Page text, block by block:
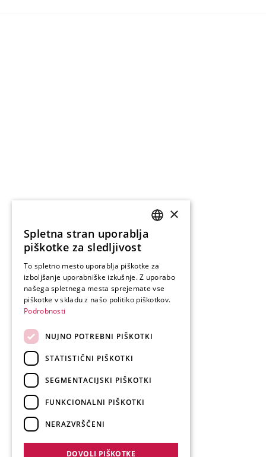
SLOVENIAN
GERMAN
ITALIAN
×
Spletna stran uporablja
piškotke za sledljivost
To spletno mesto uporablja piškotke za
izboljšanje uporabniške izkušnje. Z uporabo
našega spletnega mesta sprejemate vse
piškotke v skladu z našo politiko piškotkov.
Podrobnosti
NUJNO POTREBNI PIŠKOTKI
STATISTIČNI PIŠKOTKI
SEGMENTACIJSKI PIŠKOTKI
FUNKCIONALNI PIŠKOTKI
NERAZVRŠČENI
DOVOLI PIŠKOTKE